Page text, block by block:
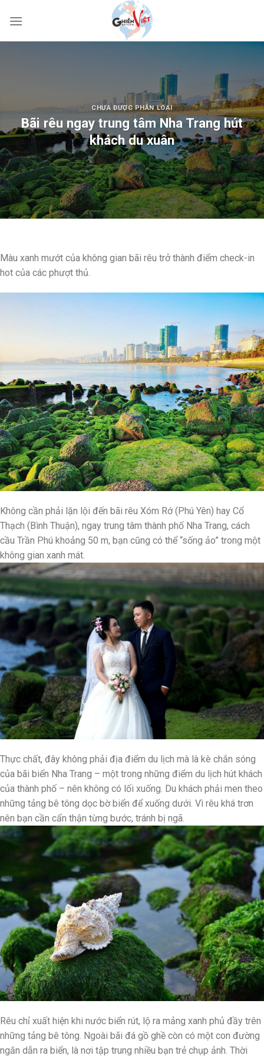
CHƯA ĐƯỢC PHÂN LOẠI
Bãi rêu ngay trung tâm Nha Trang hút
khách du xuân
Màu xanh mướt của không gian bãi rêu trở thành điểm check-in
hot của các phượt thủ.
Không cần phải lặn lội đến bãi rêu Xóm Rớ (Phú Yên) hay Cổ
Thạch (Bình Thuận), ngay trung tâm thành phố Nha Trang, cách
cầu Trần Phú khoảng 50 m, bạn cũng có thể “sống ảo” trong một
không gian xanh mát.
Thực chất, đây không phải địa điểm du lịch mà là kè chắn sóng
của bãi biển Nha Trang – một trong những điểm du lịch hút khách
của thành phố – nên không có lối xuống. Du khách phải men theo
những tảng bê tông dọc bờ biển để xuống dưới. Vì rêu khá trơn
nên bạn cần cẩn thận từng bước, tránh bị ngã.
Rêu chỉ xuất hiện khi nước biển rút, lộ ra mảng xanh phủ đầy trên
những tảng bê tông. Ngoài bãi đá gồ ghề còn có một con đường
ngắn dẫn ra biển, là nơi tập trung nhiều bạn trẻ chụp ảnh. Thời